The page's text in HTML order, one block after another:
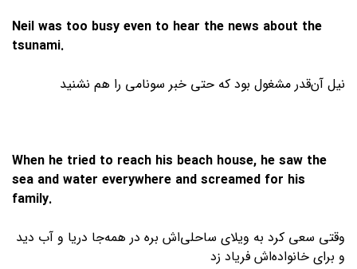
Neil was too busy even to hear the news about the
tsunami.
نیل آن‌قدر مشغول بود که حتی خبر سونامی را هم نشنید
When he tried to reach his beach house, he saw the
sea and water everywhere and screamed for his
family.
وقتی سعی کرد به ویلای ساحلی‌اش بره در همه‌جا دریا و آب دید
و برای خانواده‌اش فریاد زد